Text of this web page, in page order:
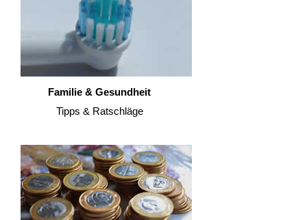
Familie & Gesundheit
Tipps & Ratschläge